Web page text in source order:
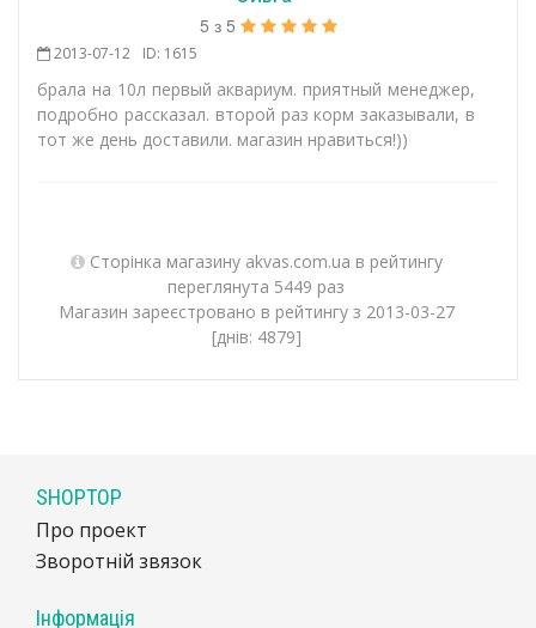
5 з 5
2013-07-12 ID: 1615
брала на 10л первый аквариум. приятный менеджер,
подробно рассказал. второй раз корм заказывали, в
тот же день доставили. магазин нравиться!))
Сторінка магазину akvas.com.ua в рейтингу
переглянута 5449 раз
Магазин зареєстровано в рейтингу з 2013-03-27
[днів: 4879]
SHOPTOP
Про проект
Зворотній звязок
Інформація